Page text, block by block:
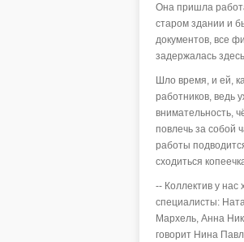
Она пришла
старом здании и
документов, все
задержалась
Шло время, и ей,
работников, ведь
внимательность,
повлечь за собой
работы
сходиться
-- Коллектив у
специалисты:
Мархель, Анна
говорит Нина